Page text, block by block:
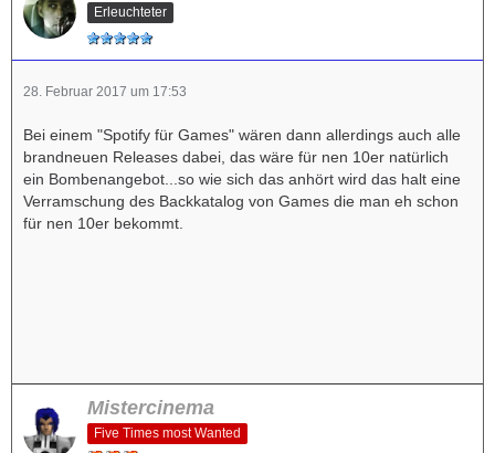
Erleuchteter
28. Februar 2017 um 17:53
Bei einem "Spotify für Games" wären dann allerdings auch alle
brandneuen Releases dabei, das wäre für nen 10er natürlich
ein Bombenangebot...so wie sich das anhört wird das halt eine
Verramschung des Backkatalog von Games die man eh schon
für nen 10er bekommt.
Mistercinema
Five Times most Wanted